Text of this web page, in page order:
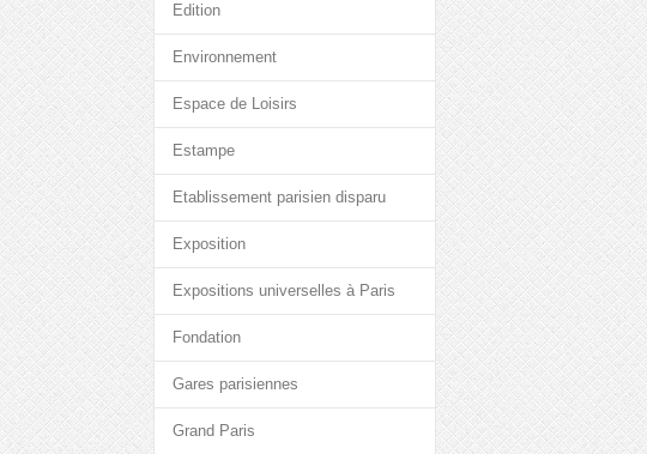
Edition
Environnement
Espace de Loisirs
Estampe
Etablissement parisien disparu
Exposition
Expositions universelles à Paris
Fondation
Gares parisiennes
Grand Paris